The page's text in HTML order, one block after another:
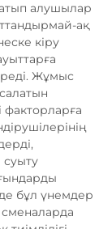
алушылар
ақ
кіру
Жұмыс
факторларға
бұл үнемдер